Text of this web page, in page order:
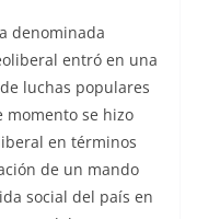
denominada
entró en una
luchas populares
momento se hizo
en términos
de un mando
social del país en